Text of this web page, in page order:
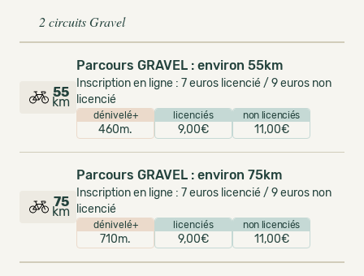
2 circuits Gravel
55
km
Parcours GRAVEL : environ 55km
Inscription en ligne : 7 euros licencié / 9 euros non
licencié
dénivelé+
460m.
licenciés
9,00€
non licenciés
11,00€
75
km
Parcours GRAVEL : environ 75km
Inscription en ligne : 7 euros licencié / 9 euros non
licencié
dénivelé+
710m.
licenciés
9,00€
non licenciés
11,00€